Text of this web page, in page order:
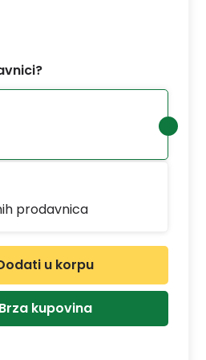
prodavnica
željenu
u korpu
Brza kupovina